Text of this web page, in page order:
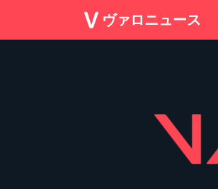
ヴァロニュース